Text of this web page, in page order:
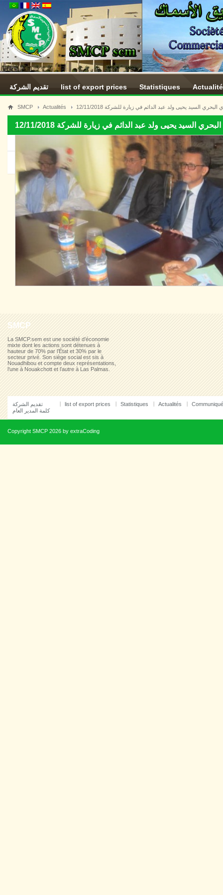
تقديم الشركة list of export prices Statistiques
SMCP Actualités السيد يحيى ولد عبد الدائم في زيارة للشركة 12/11/2018
السيد يحيى ولد عبد الدائم في زيارة للشركة 12/11/2018
SMCP
La SMCP.sem est une société d’économie
mixte dont les actions sont détenues à
hauteur de 70% par l’État et 30% par le
secteur privé. Son siège social est sis à
Nouadhibou et compte deux représentations,
l’une à Nouakchott et l’autre à Las Palmas.
تقديم الشركة
كلمة المدير العام
list of export prices Statistiques Actualités
Copyright SMCP 2026 by extraCoding